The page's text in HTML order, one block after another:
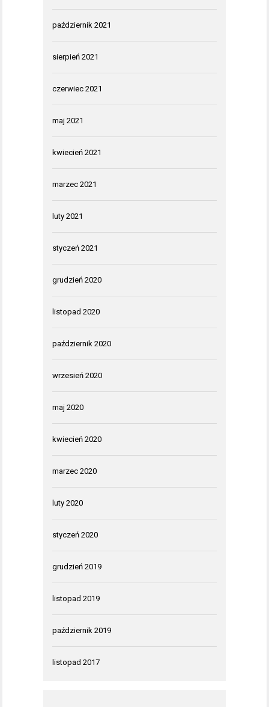
październik 2021
sierpień 2021
czerwiec 2021
maj 2021
kwiecień 2021
marzec 2021
luty 2021
styczeń 2021
grudzień 2020
listopad 2020
październik 2020
wrzesień 2020
maj 2020
kwiecień 2020
marzec 2020
luty 2020
styczeń 2020
grudzień 2019
listopad 2019
październik 2019
listopad 2017